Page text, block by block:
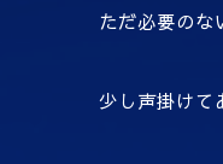
ただ必要のな
少し声掛けて